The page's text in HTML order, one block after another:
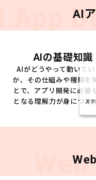
App AI
AIの基礎知識
AIがどうやって動いてい
か、その仕組みや種類を
とで、アプリ開発に必要
となる理解力が身につき
ス